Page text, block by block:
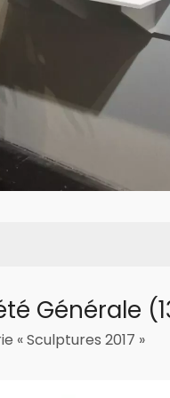
Générale
« Sculptures 2017 »